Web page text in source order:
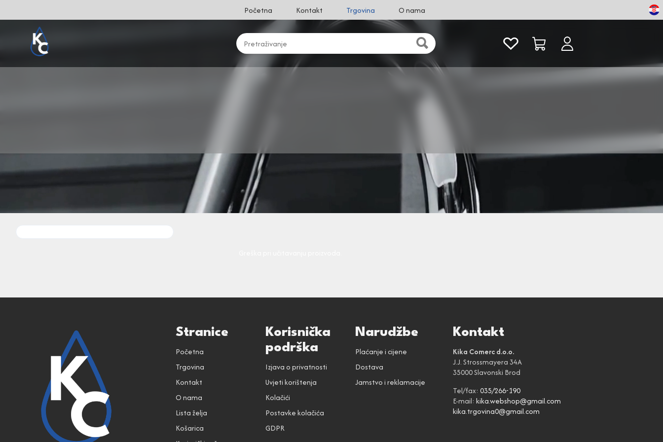
Početna Kontakt Trgovina O nama
Stranice
Početna
Trgovina
Kontakt
O nama
Lista želja
Košarica
Korisnička
podrška
Izjava o privatnosti
Uvjeti korištenja
Kolačići
Postavke kolačića
GDPR
Narudžbe
Plaćanje i cijene
Dostava
Jamstvo i reklamacije
Kontakt
Kika Comerc d.o.o.
J.J. Strossmayera 34A
35000 Slavonski Brod
Tel/fax: 035/266-190
E-mail: kika.webshop@gmail.com
kika.trgovina0@gmail.com